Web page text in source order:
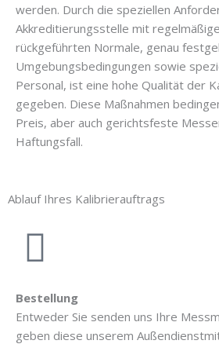
werden. Durch die speziellen
Akkreditierungsstelle mit
rückgeführten Normale, genau
Umgebungsbedingungen sowie
Personal, ist eine hohe Qualität der
gegeben. Diese Maßnahmen
Preis, aber auch gerichtsfeste
Haftungsfall.
Ablauf Ihres Kalibrierauftrags
Bestellung
Entweder Sie senden uns Ihre
geben diese unserem